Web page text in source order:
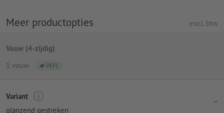
Meer productopties excl. btw
Vouw (4-zijdig)
1 vouw
PEFC
Variant
glanzend gestreken